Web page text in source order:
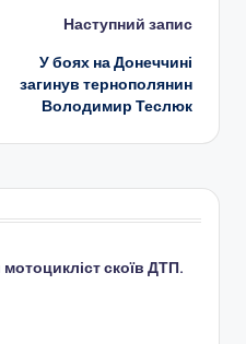
Наступний запис
У боях на Донеччині
загинув тернополянин
Володимир Теслюк
скоїв ДТП.